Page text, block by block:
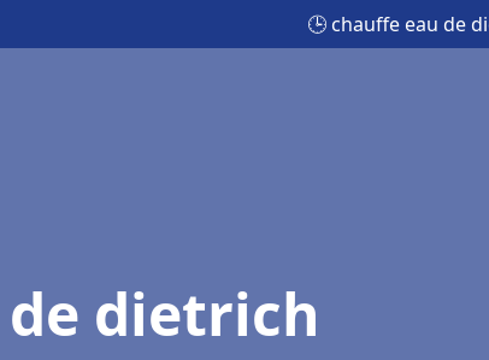
🕒 chauffe eau de
dietrich